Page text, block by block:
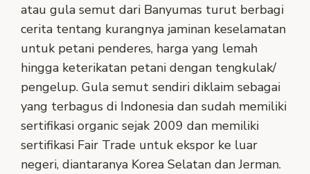
atau gula semut dari Banyumas turut berbagi
cerita tentang kurangnya jaminan keselamatan
untuk petani penderes, harga yang lemah
hingga keterikatan petani dengan tengkulak/
pengelup. Gula semut sendiri diklaim sebagai
yang terbagus di Indonesia dan sudah memiliki
sertifikasi organic sejak 2009 dan memiliki
sertifikasi Fair Trade untuk ekspor ke luar
negeri, diantaranya Korea Selatan dan Jerman.